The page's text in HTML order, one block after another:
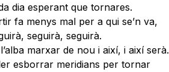
dia esperant que tornares.
fa menys mal per a qui se’n va,
seguirà, seguirà.
marxar de nou i així, i així serà.
esborrar meridians per tornar